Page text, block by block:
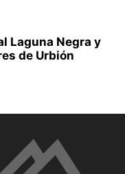
Laguna Negra y
de Urbión